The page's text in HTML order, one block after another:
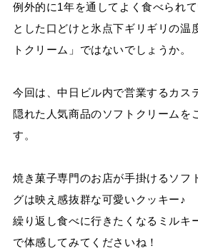
例外的に1年を通してよく食べられ
とした口どけと氷点下ギリギリの温
トクリーム」ではないでしょうか。
今回は、中日ビル内で営業するカス
隠れた人気商品のソフトクリームを
す。
焼き菓子専門のお店が手掛けるソフ
グは映え感抜群な可愛いクッキー♪
繰り返し食べに行きたくなるミルキ
で体感してみてくださいね！